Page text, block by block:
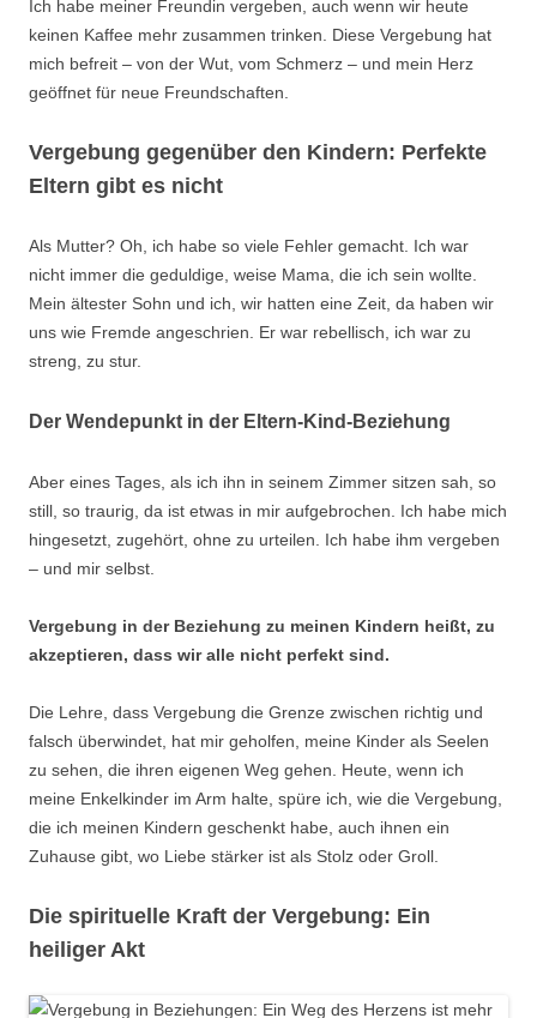
Ich habe meiner Freundin vergeben, auch wenn wir heute
keinen Kaffee mehr zusammen trinken. Diese Vergebung hat
mich befreit – von der Wut, vom Schmerz – und mein Herz
geöffnet für neue Freundschaften.
Vergebung gegenüber den Kindern: Perfekte
Eltern gibt es nicht
Als Mutter? Oh, ich habe so viele Fehler gemacht. Ich war
nicht immer die geduldige, weise Mama, die ich sein wollte.
Mein ältester Sohn und ich, wir hatten eine Zeit, da haben wir
uns wie Fremde angeschrien. Er war rebellisch, ich war zu
streng, zu stur.
Der Wendepunkt in der Eltern-Kind-Beziehung
Aber eines Tages, als ich ihn in seinem Zimmer sitzen sah, so
still, so traurig, da ist etwas in mir aufgebrochen. Ich habe mich
hingesetzt, zugehört, ohne zu urteilen. Ich habe ihm vergeben
– und mir selbst.
Vergebung in der Beziehung zu meinen Kindern heißt, zu
akzeptieren, dass wir alle nicht perfekt sind.
Die Lehre, dass Vergebung die Grenze zwischen richtig und
falsch überwindet, hat mir geholfen, meine Kinder als Seelen
zu sehen, die ihren eigenen Weg gehen. Heute, wenn ich
meine Enkelkinder im Arm halte, spüre ich, wie die Vergebung,
die ich meinen Kindern geschenkt habe, auch ihnen ein
Zuhause gibt, wo Liebe stärker ist als Stolz oder Groll.
Die spirituelle Kraft der Vergebung: Ein
heiliger Akt